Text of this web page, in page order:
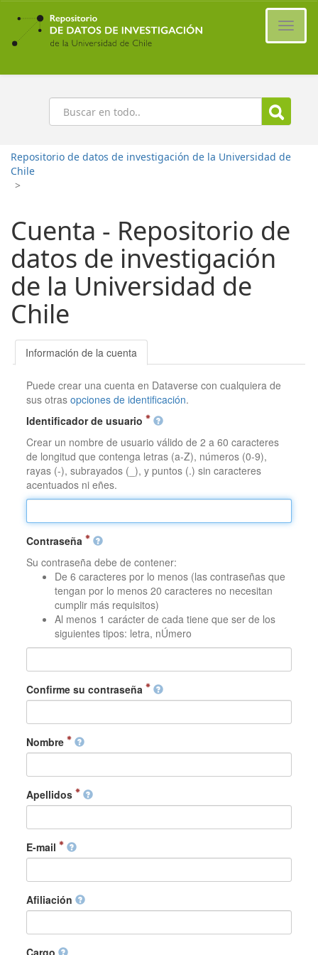
Ir
contenido
principal
Buscar
Repositorio de datos de investigación de la Universidad de
Chile
>
Cuenta - Repositorio de
datos de investigación
de la Universidad de
Chile
Información de la cuenta
Puede crear una cuenta en Dataverse con cualquiera de
sus otrasopciones de identificación.
Identificador de usuario
Crear un nombre de usuario válido de 2 a 60 caracteres
de longitud que contenga letras (a-Z), números (0-9),
rayas (-), subrayados (_), y puntos (.) sin caracteres
acentuados ni eñes.
Contraseña
Su contraseña debe de contener:
De 6 caracteres por lo menos (las contraseñas que
tengan por lo menos 20 caracteres no necesitan
cumplir más requisitos)
Al menos 1 carácter de cada tiene que ser de los
siguientes tipos: letra, nÚmero
Confirme su contraseña
Nombre
Apellidos
E-mail
Afiliación
Cargo